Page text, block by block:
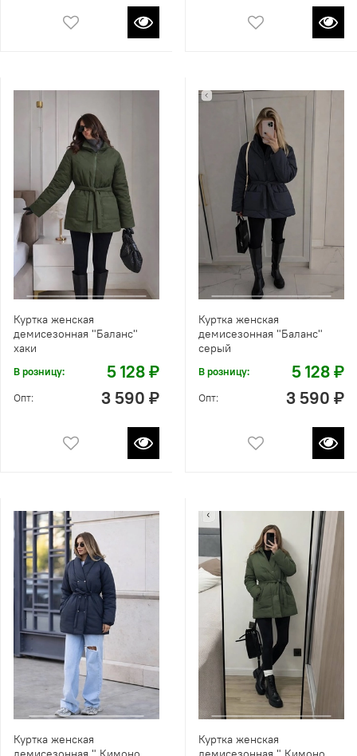
Куртка женская
демисезонная "Баланс"
хаки
В розницу: 5 128 ₽
Опт: 3 590 ₽
Куртка женская
демисезонная "Баланс"
серый
В розницу: 5 128 ₽
Опт: 3 590 ₽
Куртка женская
Куртка женская